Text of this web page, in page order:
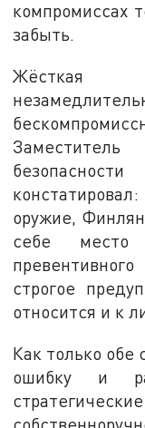
компромиссах
забыть.
Жёсткая
оружие,
себе
строгое
относится и к
Как только обе
ошибку и